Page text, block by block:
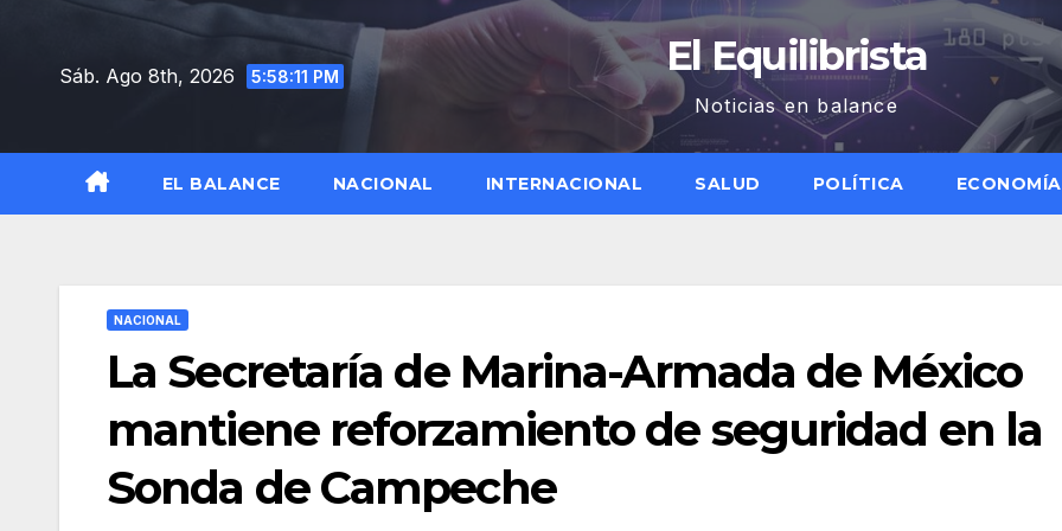
contenidoSáb. Ago 8th, 2026 5:58:12 PM El Equilibrista
Noticias en balance
EL BALANCE NACIONAL INTERNACIONAL SALUD POLÍTICA ECONOMÍA
NACIONAL
La Secretaría de Marina-Armada de México
mantiene reforzamiento de seguridad en la
Sonda de Campeche